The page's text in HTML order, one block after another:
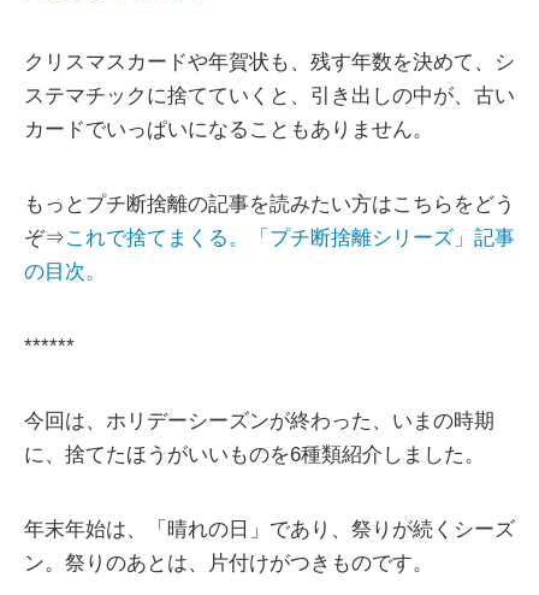
クリスマスカードや年賀状も、残す年数を決めて、シ
ステマチックに捨てていくと、引き出しの中が、古い
カードでいっぱいになることもありません。
もっとプチ断捨離の記事を読みたい方はこちらをどう
ぞ⇒これで捨てまくる。「プチ断捨離シリーズ」記事
の目次。
******
今回は、ホリデーシーズンが終わった、いまの時期
に、捨てたほうがいいものを6種類紹介しました。
年末年始は、「晴れの日」であり、祭りが続くシーズ
ン。祭りのあとは、片付けがつきものです。